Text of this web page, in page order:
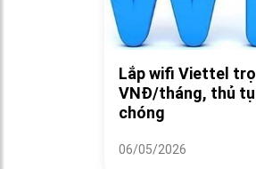
Lắp wifi Viettel
VNĐ/tháng, thủ
chóng
06/05/2026